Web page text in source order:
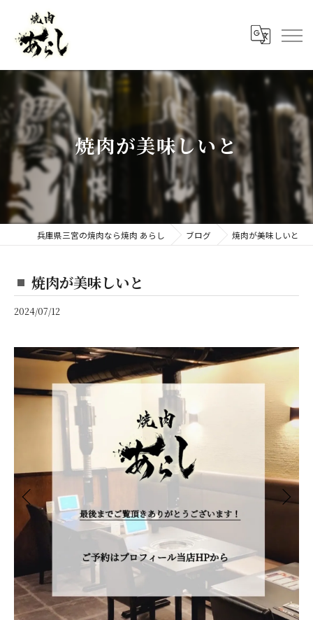
焼肉が美味しいと
兵庫県三宮の焼肉なら焼肉 あらし ブログ 焼肉が美味しいと
焼肉が美味しいと
2024/07/12